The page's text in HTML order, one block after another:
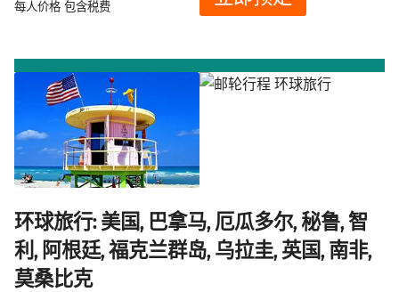
每人价格 包含税费
环球旅行: 美国, 巴拿马, 厄瓜多尔, 秘鲁, 智
利, 阿根廷, 福克兰群岛, 乌拉圭, 英国, 南非,
莫桑比克